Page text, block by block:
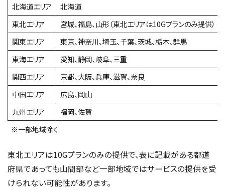
北海道エリア
北海道
東北エリア
宮城、福島、山形（東北エリアは10Gプランのみ提供）
関東エリア
東京、神奈川、埼玉、千葉、茨城、栃木、群馬
東海エリア
愛知、静岡、岐阜、三重
関西エリア
京都、大阪、兵庫、滋賀、奈良
中国エリア
広島、岡山
九州エリア
福岡、佐賀
※一部地域除く
東北エリアは10Gプランのみの提供で、表に記載がある都道
府県であっても山間部など一部地域ではサービスの提供を受
けられない可能性があります。